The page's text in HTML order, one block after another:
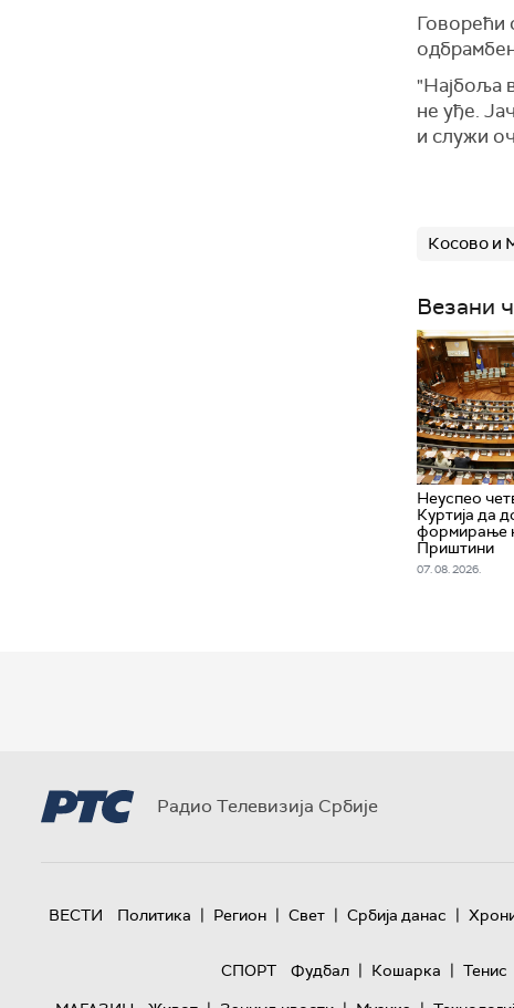
Говорећи
"Најбоља
не уђе.
и служи
Косово и
Везани
Неуспео
Куртија да
формирање
Приштини
07. 08. 2026.
Радио Телевизија Србије
ВЕСТИ Политика | Регион | Свет | Србија данас |
СПОРТ
Фудбал | Кошарка | Тенис